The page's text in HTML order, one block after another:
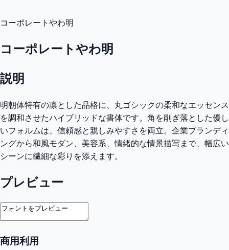
コーポレートやわ明
コーポレートやわ明
説明
明朝体特有の凛とした品格に、丸ゴシックの柔和なエッセンス
を調和させたハイブリッドな書体です。角を削ぎ落とした優し
いフォルムは、信頼感と親しみやすさを両立。企業ブランディ
ングから和風モダン、美容系、情緒的な情景描写まで、幅広い
シーンに繊細な彩りを添えます。
プレビュー
商用利用